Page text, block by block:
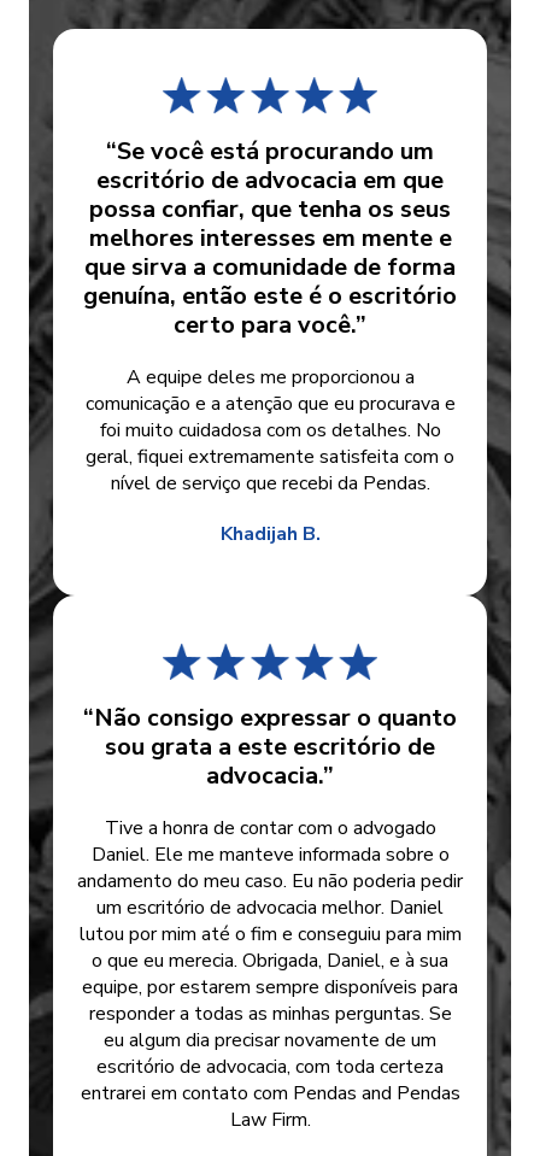
“Se você está procurando um
escritório de advocacia em que
possa confiar, que tenha os seus
melhores interesses em mente e
que sirva a comunidade de forma
genuína, então este é o escritório
certo para você.”
A equipe deles me proporcionou a
comunicação e a atenção que eu procurava e
foi muito cuidadosa com os detalhes. No
geral, fiquei extremamente satisfeita com o
nível de serviço que recebi da Pendas.
Khadijah B.
“Não consigo expressar o quanto
sou grata a este escritório de
advocacia.”
Tive a honra de contar com o advogado
Daniel. Ele me manteve informada sobre o
andamento do meu caso. Eu não poderia pedir
um escritório de advocacia melhor. Daniel
lutou por mim até o fim e conseguiu para mim
o que eu merecia. Obrigada, Daniel, e à sua
equipe, por estarem sempre disponíveis para
responder a todas as minhas perguntas. Se
eu algum dia precisar novamente de um
escritório de advocacia, com toda certeza
entrarei em contato com Pendas and Pendas
Law Firm.